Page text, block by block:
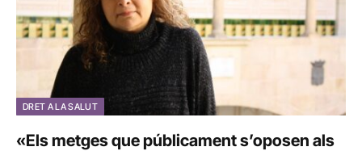
DRET A LA SALUT
«Els metges que públicament s’oposen als